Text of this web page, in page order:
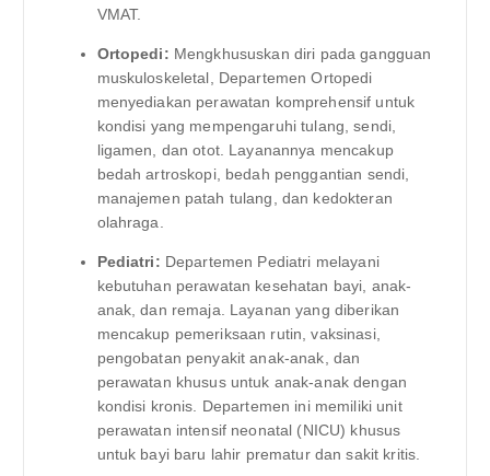
VMAT.
Ortopedi: Mengkhususkan diri pada gangguan
muskuloskeletal, Departemen Ortopedi
menyediakan perawatan komprehensif untuk
kondisi yang mempengaruhi tulang, sendi,
ligamen, dan otot. Layanannya mencakup
bedah artroskopi, bedah penggantian sendi,
manajemen patah tulang, dan kedokteran
olahraga.
Pediatri: Departemen Pediatri melayani
kebutuhan perawatan kesehatan bayi, anak-
anak, dan remaja. Layanan yang diberikan
mencakup pemeriksaan rutin, vaksinasi,
pengobatan penyakit anak-anak, dan
perawatan khusus untuk anak-anak dengan
kondisi kronis. Departemen ini memiliki unit
perawatan intensif neonatal (NICU) khusus
untuk bayi baru lahir prematur dan sakit kritis.